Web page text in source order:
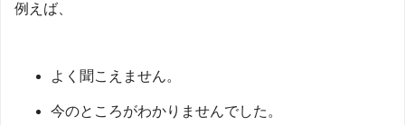
例えば、
よく聞こえません。
今のところがわかりませんでした。